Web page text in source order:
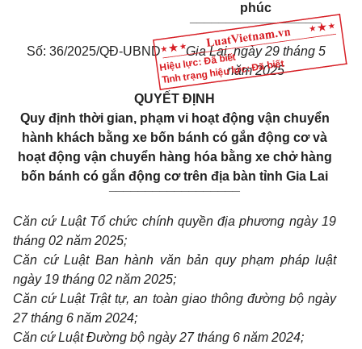
Hiệu lực: Đã biết
Tình trạng hiệu lực: Đã biết
phúc
__________________
Số: 36/2025/QĐ-UBND
Gia Lai, ngày 29 tháng 5
năm 2025
QUYẾT ĐỊNH
Quy định thời gian, phạm vi hoạt động vận chuyển
hành khách bằng xe bốn bánh có gắn động cơ và
hoạt động vận chuyển hàng hóa bằng xe chở hàng
bốn bánh có gắn động cơ trên địa bàn tỉnh Gia Lai
__________________
Căn cứ Luật Tổ chức chính quyền địa phương ngày 19
tháng 02 năm 2025;
Căn cứ Luật Ban hành văn bản quy phạm pháp luật
ngày 19 tháng 02 năm 2025;
Căn cứ Luật Trật tự, an toàn giao thông đường bộ ngày
27 tháng 6 năm 2024;
Căn cứ Luật Đường bộ ngày 27 tháng 6 năm 2024;